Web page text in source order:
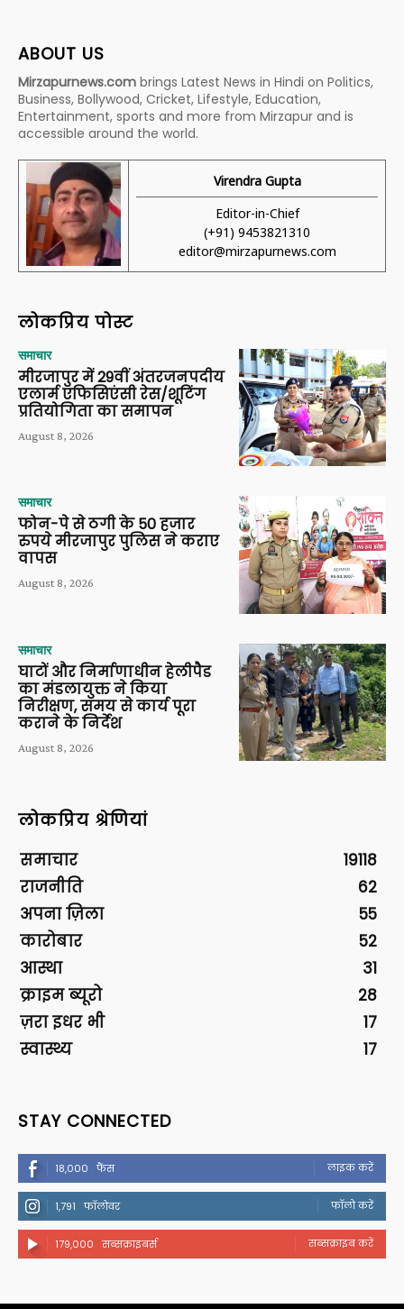
ABOUT US
Mirzapurnews.com brings Latest News in Hindi on Politics,
Business, Bollywood, Cricket, Lifestyle, Education,
Entertainment, sports and more from Mirzapur and is
accessible around the world.
Virendra Gupta
Editor-in-Chief
(+91) 9453821310
editor@mirzapurnews.com
लोकप्रिय पोस्ट
समाचार
मीरजापुर में 29वीं अंतरजनपदीय
एलार्म एफिसिएंसी रेस/शूटिंग
प्रतियोगिता का समापन
August 8, 2026
समाचार
फोन-पे से ठगी के 50 हजार
रुपये मीरजापुर पुलिस ने कराए
वापस
August 8, 2026
समाचार
घाटों और निर्माणाधीन हेलीपैड
का मंडलायुक्त ने किया
निरीक्षण, समय से कार्य पूरा
कराने के निर्देश
August 8, 2026
लोकप्रिय श्रेणियां
समाचार
19118
राजनीति
62
अपना ज़िला
55
कारोबार
52
आस्था
31
क्राइम ब्यूरो
28
ज़रा इधर भी
17
स्वास्थ्य
17
STAY CONNECTED
18,000 फैंस लाइक करें
1,791 फॉलोवर फॉलो करें
179,000 सब्सक्राइबर्स सब्सक्राइब करें